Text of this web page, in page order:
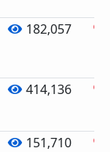
182,057
414,136
151,710